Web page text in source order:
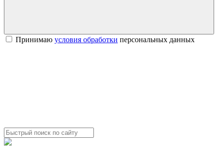
Принимаю условия обработки персональных данных